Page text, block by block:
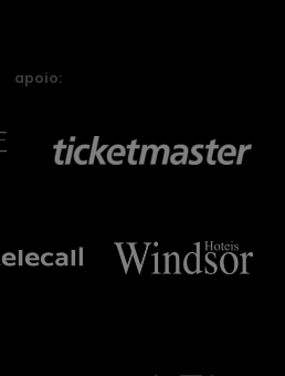
apoio: